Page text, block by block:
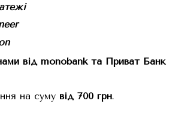
від monobank та Приват Банк
на суму від 700 грн.